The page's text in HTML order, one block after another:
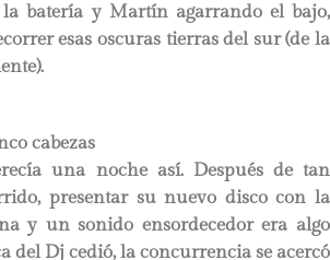
batería y Martín agarrando el bajo,
esas oscuras tierras del sur (de la
cabezas
una noche así. Después de tan
presentar su nuevo disco con la
y un sonido ensordecedor era algo
del Dj cedió, la concurrencia se acercó